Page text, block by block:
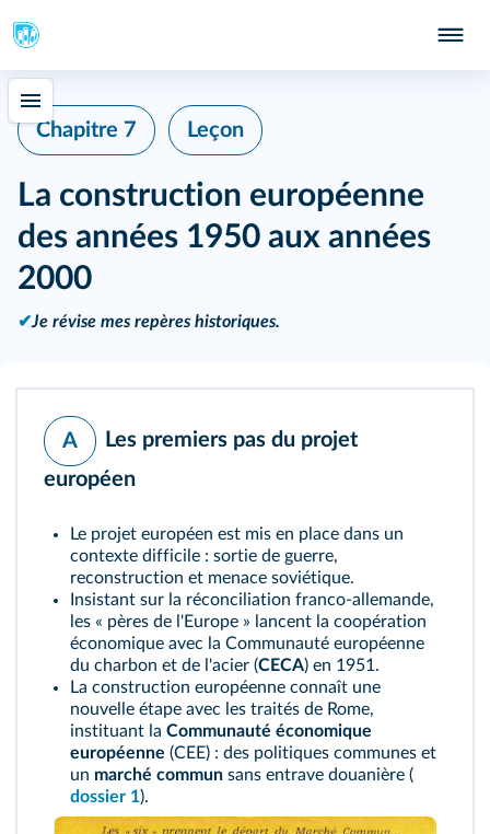
Chapitre 7 Leçon
La construction européenne
des années 1950 aux années
2000
✔Je révise mes repères historiques.
A
Les premiers pas du projet
européen
Le projet européen est mis en place dans un
contexte difficile : sortie de guerre,
reconstruction et menace soviétique.
Insistant sur la réconciliation franco-allemande,
les « pères de l'Europe » lancent la coopération
économique avec la Communauté européenne
du charbon et de l'acier (CECA) en 1951.
La construction européenne connaît une
nouvelle étape avec les traités de Rome,
instituant la Communauté économique
européenne (CEE) : des politiques communes et
un marché commun sans entrave douanière (
dossier 1).